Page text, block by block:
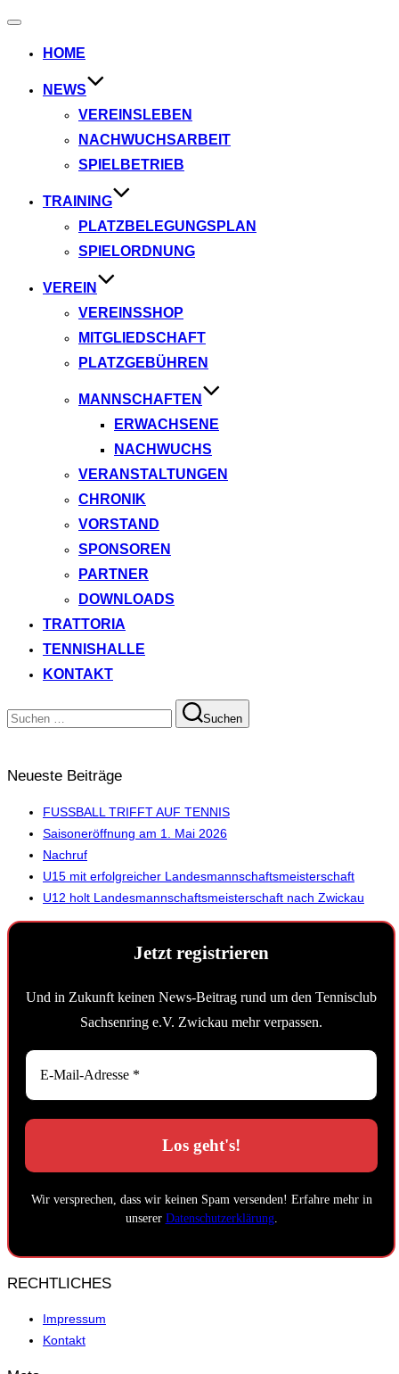
Navigation
HOME
NEWS
VEREINSLEBEN
NACHWUCHSARBEIT
SPIELBETRIEB
TRAINING
PLATZBELEGUNGSPLAN
SPIELORDNUNG
VEREIN
VEREINSSHOP
MITGLIEDSCHAFT
PLATZGEBÜHREN
MANNSCHAFTEN
ERWACHSENE
NACHWUCHS
VERANSTALTUNGEN
CHRONIK
VORSTAND
SPONSOREN
PARTNER
DOWNLOADS
TRATTORIA
TENNISHALLE
KONTAKT
Suchen
nach:
Suchen
Neueste Beiträge
FUSSBALL TRIFFT AUF TENNIS
Saisoneröffnung am 1. Mai 2026
Nachruf
U15 mit erfolgreicher Landesmannschaftsmeisterschaft
U12 holt Landesmannschaftsmeisterschaft nach Zwickau
Jetzt registrieren
Und in Zukunft keinen News-Beitrag rund um den Tennisclub
Sachsenring e.V. Zwickau mehr verpassen.
Wir versprechen, dass wir keinen Spam versenden! Erfahre mehr in
unserer Datenschutzerklärung.
RECHTLICHES
Impressum
Kontakt